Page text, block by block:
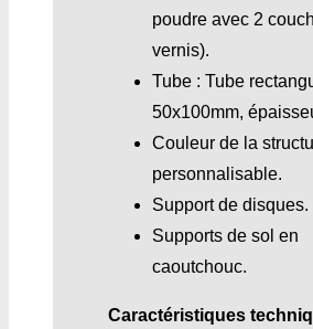
poudre avec 2
vernis).
Tube : Tube
50x100mm,
Couleur de la
personnalisable.
Support de disques.
Supports de sol en
caoutchouc.
Caractéristiques